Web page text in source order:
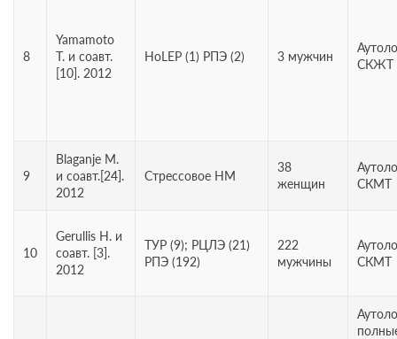
8
Yamamoto
Т. и соавт.
[10]. 2012
HoLEP (1) РПЭ (2) 3 мужчин
СКЖТ
9
Blaganje М.
и соавт.[24].
2012
Стрессовое НМ
38
женщин
СКМТ
10
Gerullis Н. и
соавт. [3].
2012
ТУР (9); РЦЛЭ (21)
РПЭ (192)
222
мужчины
СКМТ